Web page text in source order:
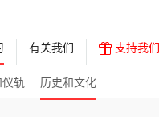
轨 历史和文化
有关我们 支持我们